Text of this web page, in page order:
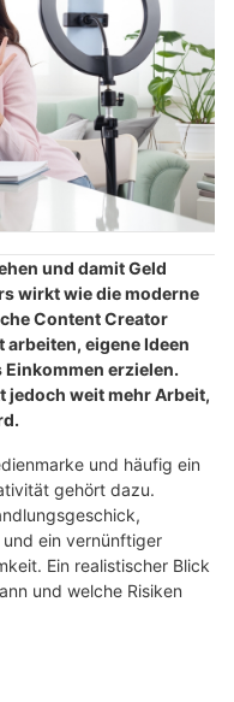
und damit Geld
wirkt wie die moderne
Content Creator
eigene Ideen
erzielen.
jedoch weit mehr Arbeit,
und häufig ein
gehört dazu.
ein vernünftiger
Ein realistischer Blick
und welche Risiken